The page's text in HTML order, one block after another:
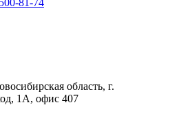
область, г.
1А, офис 407